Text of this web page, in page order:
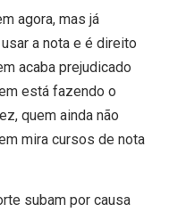
agora, mas já
a nota e é direito
acaba prejudicado
está fazendo o
quem ainda não
mira cursos de nota
subam por causa